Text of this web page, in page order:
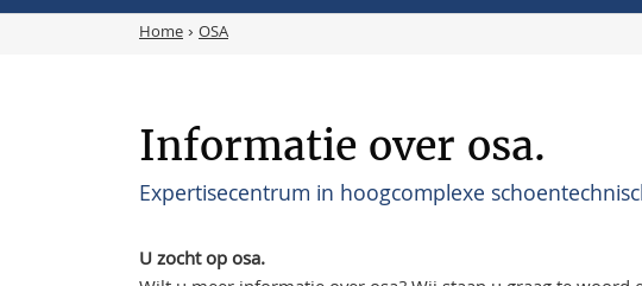
Home› OSA
Informatie over osa.
Expertisecentrum in hoogcomplexe
U zocht op osa.